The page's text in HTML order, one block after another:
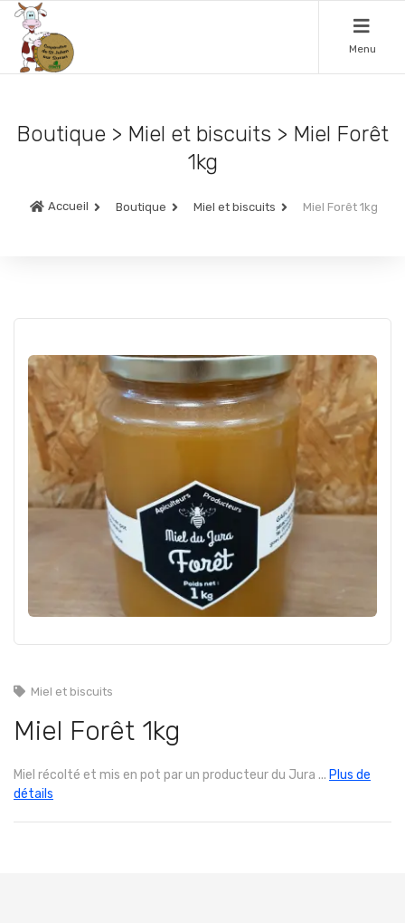
Menu
Boutique > Miel et biscuits > Miel Forêt
1kg
Accueil Boutique Miel et biscuits Miel Forêt 1kg
Miel et biscuits
Miel Forêt 1kg
Miel récolté et mis en pot par un producteur du Jura ... Plus de
détails